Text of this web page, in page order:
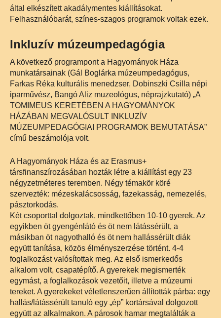
által elkészített akadálymentes kiállításokat.
Felhasználóbarát, színes-szagos programok voltak ezek.
Inkluzív múzeumpedagógia
A következő programpont a Hagyományok Háza
munkatársainak (Gál Boglárka múzeumpedagógus,
Farkas Réka kulturális menedzser, Dobinszki Csilla népi
iparművész, Bangó Aliz muzeológus, néprajzkutató) „A
TOMIMEUS KERETÉBEN A HAGYOMÁNYOK
HÁZÁBAN MEGVALÓSULT INKLUZÍV
MÚZEUMPEDAGÓGIAI PROGRAMOK BEMUTATÁSA”
című beszámolója volt.
A Hagyományok Háza és az Erasmus+
társfinanszírozásában hozták létre a kiállítást egy 23
négyzetméteres teremben. Négy témakör köré
szervezték: mézeskalácsosság, fazekasság, nemezelés,
pásztorkodás.
Két csoporttal dolgoztak, mindkettőben 10-10 gyerek. Az
egyikben öt gyengénlátó és öt nem látássérült, a
másikban öt nagyothalló és öt nem hallássérült diák
együtt tanítása, közös élményszerzése történt. 4-4
foglalkozást valósítottak meg. Az első ismerkedős
alkalom volt, csapatépítő. A gyerekek megismerték
egymást, a foglalkozások vezetőit, illetve a múzeumi
tereket. A gyerekeket véletlenszerűen állították párba: egy
hallás/látássérült tanuló egy „ép” kortársával dolgozott
együtt az alkalmakon. A párosok hamar megtalálták a